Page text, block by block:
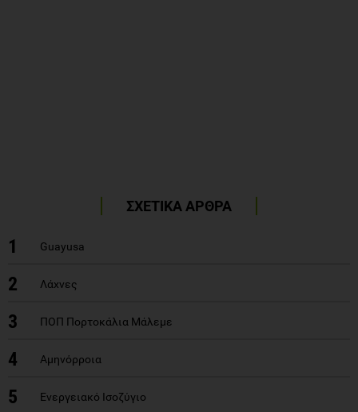
ΣΧΕΤΙΚΑ ΑΡΘΡΑ
1 Guayusa
2 Λάχνες
3 ΠΟΠ Πορτοκάλια Μάλεμε
4 Αμηνόρροια
5 Ενεργειακό Ισοζύγιο